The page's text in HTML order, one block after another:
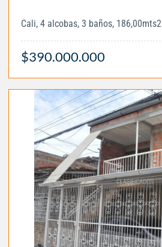
Cali, 4 alcobas, 3 baños, 186,00mts2
$390.000.000